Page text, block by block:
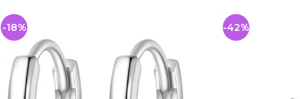
-18% -42%